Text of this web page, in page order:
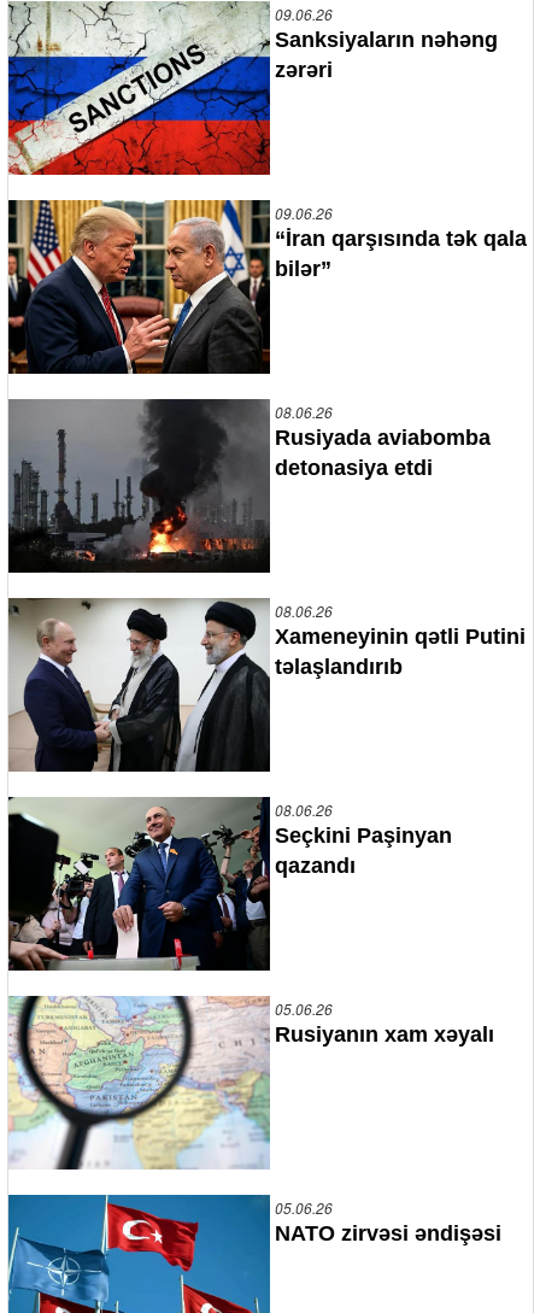
09.06.26
Sanksiyaların nəhəng
zərəri
09.06.26
“İran qarşısında tək qala
bilər”
08.06.26
Rusiyada aviabomba
detonasiya etdi
08.06.26
Xameneyinin qətli Putini
təlaşlandırıb
08.06.26
Seçkini Paşinyan
qazandı
05.06.26
Rusiyanın xam xəyalı
05.06.26
NATO zirvəsi əndişəsi